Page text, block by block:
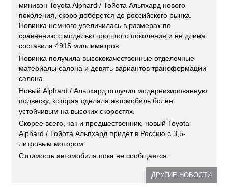
минивэн Toyota Alphard / Тойота Альпхард нового
поколения, скоро доберется до российского рынка.
Новинка немного увеличилась в размерах по
сравнению с моделью прошлого поколения и ее длина
составила 4915 миллиметров.
Новинка получила высококачественные отделочные
материалы салона и девять вариантов трансформации
салона.
Новый Alphard / Альпхард получил модернизированную
подвеску, которая сделала автомобиль более
устойчивым на высоких скоростях.
Скорее всего, как и предшественник, новый Toyota
Alphard / Тойота Альпхард придет в Россию с 3,5-
литровым мотором.
Стоимость автомобиля пока не сообщается.
ДРУГИЕ НОВОСТИ